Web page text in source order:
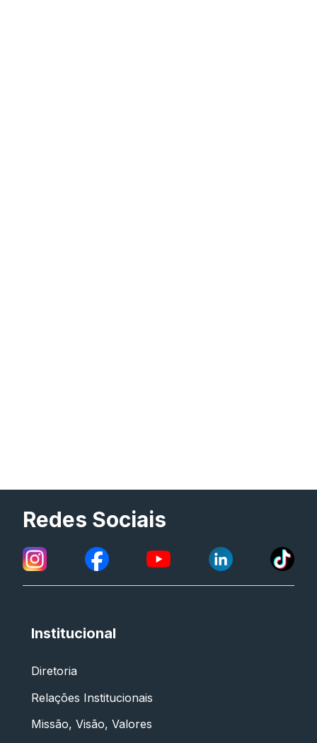
Redes Sociais
Institucional
Diretoria
Relações Institucionais
Missão, Visão, Valores